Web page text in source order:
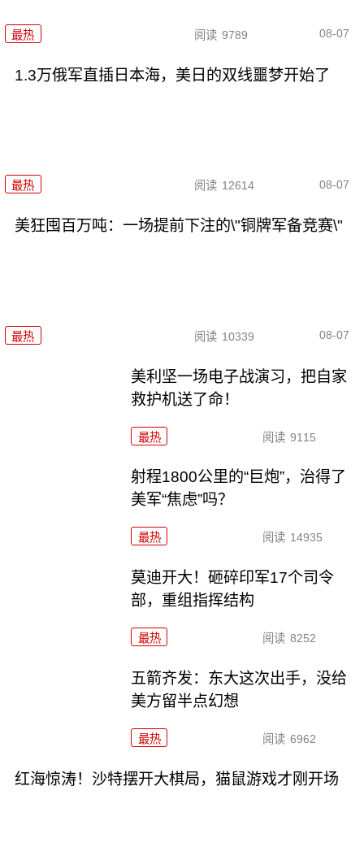
最热 阅读 9789 08-07
1.3万俄军直插日本海，美日的双线噩梦开始了
最热 阅读 12614 08-07
美狂囤百万吨：一场提前下注的\"铜牌军备竞赛\"
最热 阅读 10339 08-07
美利坚一场电子战演习，把自家
救护机送了命！
最热 阅读 9115
射程1800公里的“巨炮”，治得了
美军“焦虑”吗？
最热 阅读 14935
莫迪开大！砸碎印军17个司令
部，重组指挥结构
最热 阅读 8252
五箭齐发：东大这次出手，没给
美方留半点幻想
最热 阅读 6962
红海惊涛！沙特摆开大棋局，猫鼠游戏才刚开场